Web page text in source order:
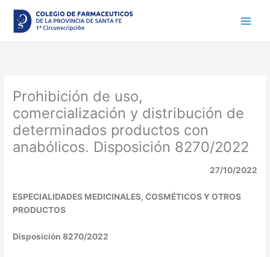
contenido
Prohibición de uso,
comercialización y distribución de
determinados productos con
anabólicos. Disposición 8270/2022
27/10/2022
ESPECIALIDADES MEDICINALES, COSMÉTICOS Y OTROS
PRODUCTOS
Disposición 8270/2022